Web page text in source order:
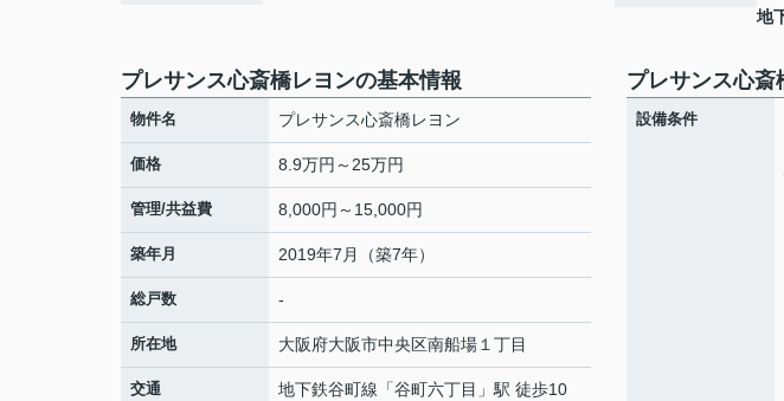
地
プレサンス心斎橋レヨンの基本情報
物件名 プレサンス心斎橋レヨン
価格 8.9万円～25万円
管理/共益費 8,000円～15,000円
築年月 2019年7月（築7年）
総戸数 -
所在地 大阪府大阪市中央区南船場 １丁目
交通 地下鉄谷町線 「谷町六丁目 」駅 徒歩10
プレサンス心斎
設備条件